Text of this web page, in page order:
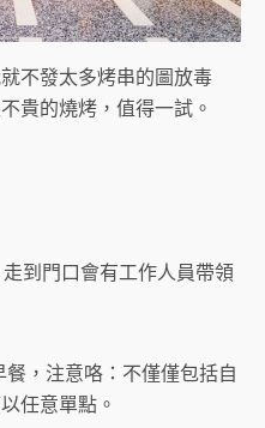
不發太多烤串的圖放毒
貴的燒烤，值得一試。
到門口會有工作人員帶領
，注意咯：不僅僅包括自
任意單點。